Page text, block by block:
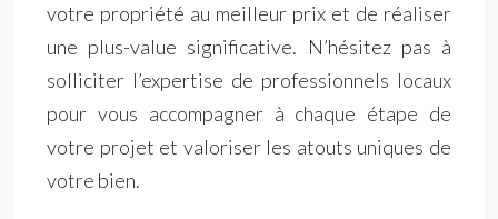
votre propriété au meilleur prix et de réaliser
une plus-value significative. N’hésitez pas à
solliciter l’expertise de professionnels locaux
pour vous accompagner à chaque étape de
votre projet et valoriser les atouts uniques de
votre bien.